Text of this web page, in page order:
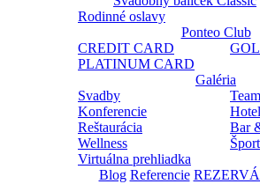
Rodinné oslavy
Ponteo Club
CREDIT CARD
PLATINUM CARD
Galéria
Svadby
Konferencie
Reštaurácia
Bar
Wellness
Šport
Virtuálna prehliadka
Blog Referencie